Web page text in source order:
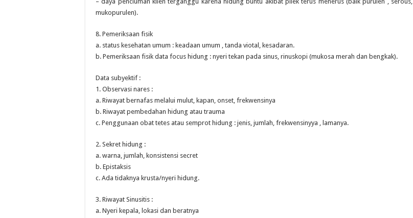
mukopurulen).
8. Pemeriksaan fisik
a. status kesehatan umum : keadaan umum , tanda viotal, kesadaran.
b. Pemeriksaan fisik data focus hidung : nyeri tekan pada sinus, rinuskopi (mukosa merah dan bengkak).
Data subyektif :
1. Observasi nares :
a. Riwayat bernafas melalui mulut, kapan, onset, frekwensinya
b. Riwayat pembedahan hidung atau trauma
c. Penggunaan obat tetes atau semprot hidung : jenis, jumlah, frekwensinyya , lamanya.
2. Sekret hidung :
a. warna, jumlah, konsistensi secret
b. Epistaksis
c. Ada tidaknya krusta/nyeri hidung.
3. Riwayat Sinusitis :
a. Nyeri kepala, lokasi dan beratnya